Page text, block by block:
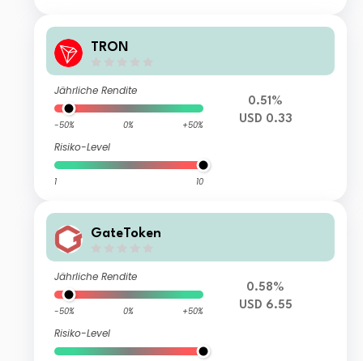
TRON
Jährliche Rendite
-50% 0% +50%
Risiko-Level
1 10
0.51%
USD 0.33
GateToken
Jährliche Rendite
-50% 0% +50%
Risiko-Level
0.58%
USD 6.55